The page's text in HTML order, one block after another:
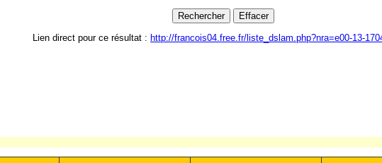
Lien direct pour ce résultat : http://francois04.free.fr/liste_dslam.php?nra=e00-13-